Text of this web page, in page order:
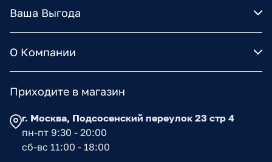
Ваша Выгода
О Компании
Приходите в магазин
г. Москва, Подсосенский переулок 23 стр 4
пн-пт 9:30 - 20:00
сб-вс 11:00 - 18:00